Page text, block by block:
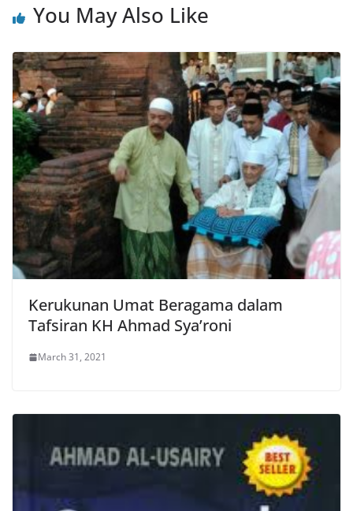
You May Also Like
Kerukunan Umat Beragama dalam
Tafsiran KH Ahmad Sya’roni
March 31, 2021